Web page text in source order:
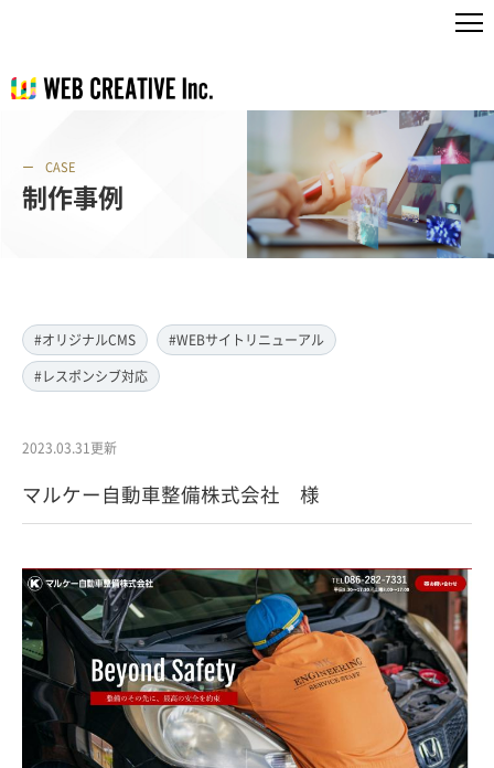
CASE
制作事例
#オリジナルCMS
#WEBサイトリニューアル
#レスポンシブ対応
2023.03.31更新
マルケー自動車整備株式会社 様